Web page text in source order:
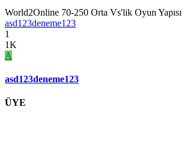
World2Online 70-250 Orta Vs'lik Oyun
asd123deneme123
1
1K
A
asd123deneme123
ÜYE